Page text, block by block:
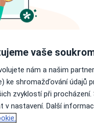
nejsou k dispozici
informace o svých
vaše
nám a našim
ke shromažďování údajů
zvyklostí při
v nastavení. Další